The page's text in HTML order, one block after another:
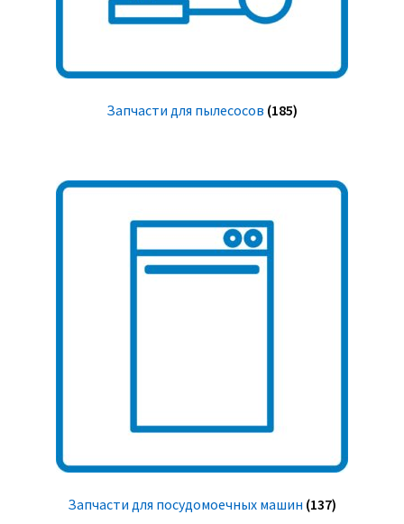
Запчасти для пылесосов (185)
Запчасти для посудомоечных машин (137)